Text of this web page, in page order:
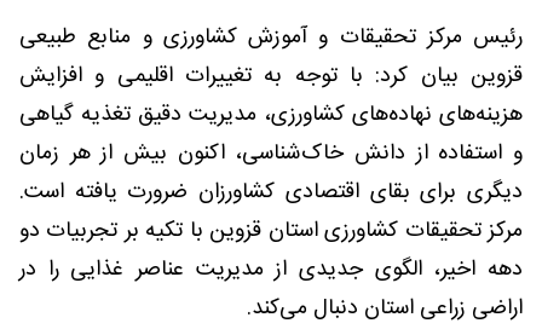
رئیس مرکز تحقیقات و آموزش کشاورزی و منابع طبیعی
قزوین بیان کرد: با توجه به تغییرات اقلیمی و افزایش
هزینه‌های نهاده‌های کشاورزی، مدیریت دقیق تغذیه گیاهی
و استفاده از دانش خاک‌شناسی، اکنون بیش از هر زمان
دیگری برای بقای اقتصادی کشاورزان ضرورت یافته است.
مرکز تحقیقات کشاورزی استان قزوین با تکیه بر تجربیات دو
دهه اخیر، الگوی جدیدی از مدیریت عناصر غذایی را در
اراضی زراعی استان دنبال می‌کند.